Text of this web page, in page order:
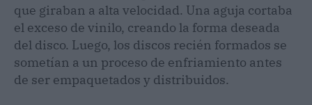
que giraban a alta velocidad. Una aguja cortaba
el exceso de vinilo, creando la forma deseada
del disco. Luego, los discos recién formados se
sometían a un proceso de enfriamiento antes
de ser empaquetados y distribuidos.